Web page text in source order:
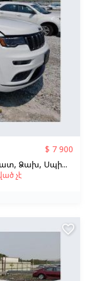
$ 7 900
Ձախ, Սպիտակ
չէ
favorite_border